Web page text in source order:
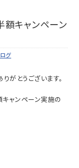
キャンペーン
グ
がとうございます。
ャンペーン実施の